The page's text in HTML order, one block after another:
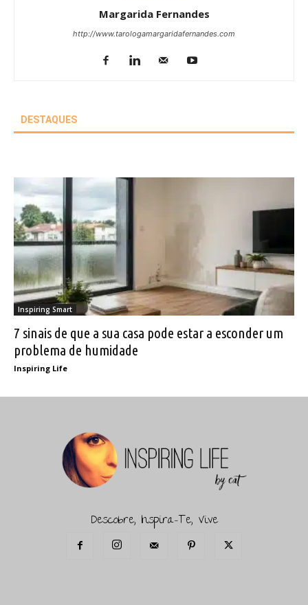
Margarida Fernandes
http://www.tarologamargaridafernandes.com
DESTAQUES
Inspiring Smart
7 sinais de que a sua casa pode estar a esconder um
problema de humidade
Inspiring Life
Descobre, Inspira-Te, Vive